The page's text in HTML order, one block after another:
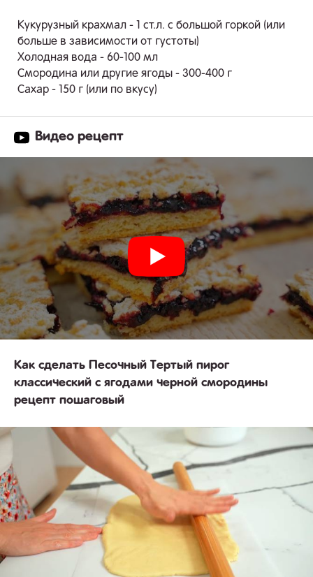
Кукурузный крахмал - 1 ст.л. с большой горкой (или
больше в зависимости от густоты)
Холодная вода - 60-100 мл
Смородина или другие ягоды - 300-400 г
Сахар - 150 г (или по вкусу)
Видео рецепт
Как сделать Песочный Тертый пирог
классический с ягодами черной смородины
рецепт пошаговый